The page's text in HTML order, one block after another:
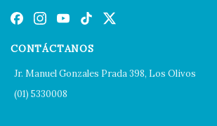
CONTÁCTANOS
Jr. Manuel Gonzales Prada 398, Los Olivos
(01) 5330008